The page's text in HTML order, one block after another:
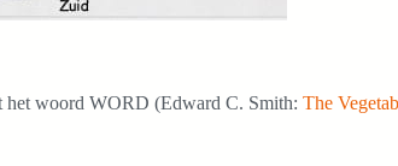
het woord WORD (Edward C. Smith: The